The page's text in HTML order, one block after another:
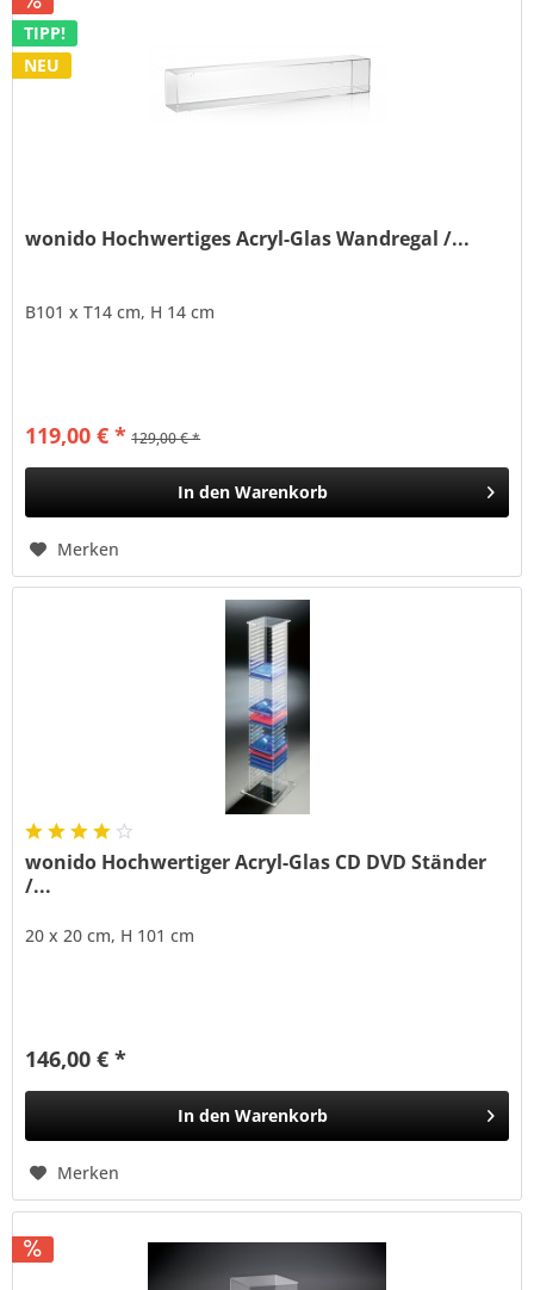
TIPP!
NEU
wonido Hochwertiges Acryl-Glas Wandregal /...
B101 x T14 cm, H 14 cm
119,00 € * 129,00 € *
In den Warenkorb
Merken
wonido Hochwertiger Acryl-Glas CD DVD Ständer
/...
20 x 20 cm, H 101 cm
146,00 € *
In den Warenkorb
Merken